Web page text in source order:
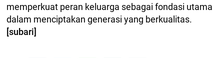
memperkuat peran keluarga sebagai fondasi utama
dalam menciptakan generasi yang berkualitas.
[subari]